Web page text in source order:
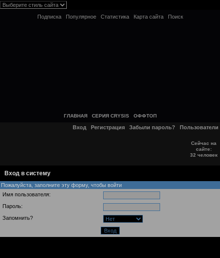
Подписка Популярное Статистика Карта сайта Поиск
ГЛАВНАЯ СЕРИЯ CRYSIS ОФФТОП
Вход Регистрация Забыли пароль? Пользователи
Сейчас на
сайте:
32 человек
Вход в систему
Пожалуйста, заполните эту форму, чтобы войти
Имя пользователя:
Пароль:
Запомнить?